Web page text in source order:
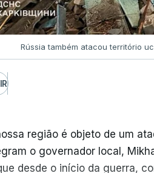
Rússia também atacou território
região é objeto de um
o governador local,
desde o início da guerra,